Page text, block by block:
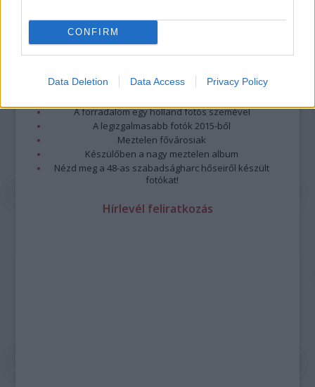
CONFIRM
Data Deletion Data Access Privacy Policy
Legolvasottabb
Megdöbbentő fotók a néptelen fővárosról
Top 10: ezek a legjobb szerelmes filmek
Megjöttek a meztelen hősnők
A forradalom egy holland fotós szemével
A legizgalmasabb fotók 2015-ből
Meztelen fővárosiak
Készülőben a nagy meztelen album
Nézd meg a 48-as szabadságharc hőseiről készült
fotókat!
Hírlevél feliratkozás